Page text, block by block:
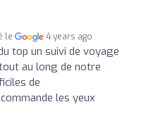
le 4 years ago
top un suivi de voyage
au long de notre
de
les yeux